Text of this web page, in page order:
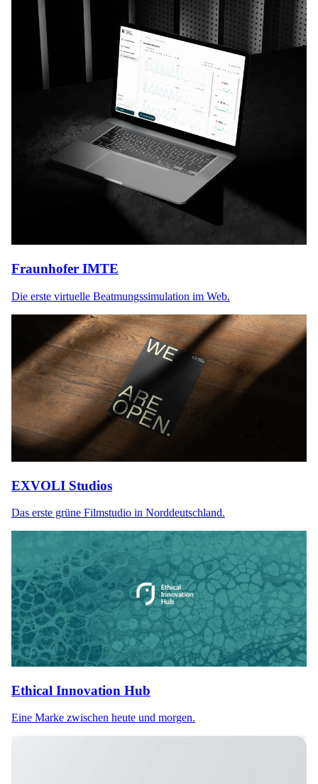
Fraunhofer IMTE
Die erste virtuelle Beatmungssimulation im Web.
EXVOLI Studios
Das erste grüne Filmstudio in Norddeutschland.
Ethical Innovation Hub
Eine Marke zwischen heute und morgen.